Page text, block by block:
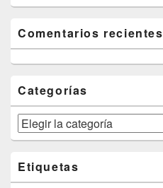
Comentarios recientes
Categorías
Categorías
Etiquetas